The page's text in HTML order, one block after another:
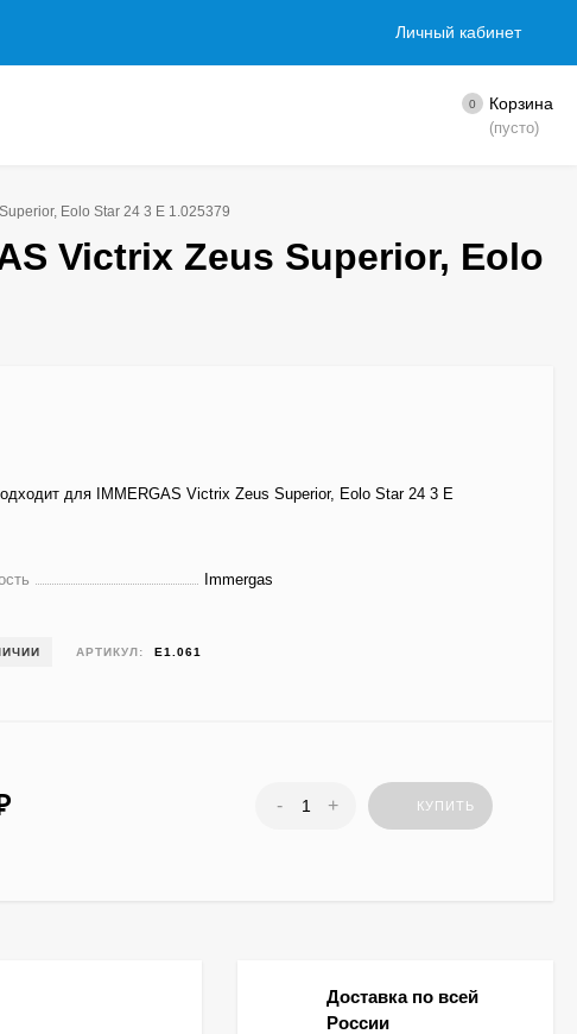
Личный кабинет
0 Корзина
(пусто)
Eolo Star 24 3 E 1.025379
Victrix Zeus Superior, Eolo
для IMMERGAS Victrix Zeus Superior, Eolo Star 24 3 E
Immergas
АРТИКУЛ: E1.061
- + КУПИТЬ
Доставка по всей
России